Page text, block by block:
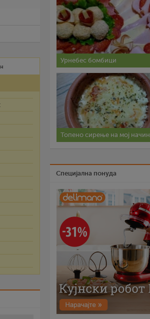
Урнебес бомбици
Топено сирење на мој начин
Специјална понуда